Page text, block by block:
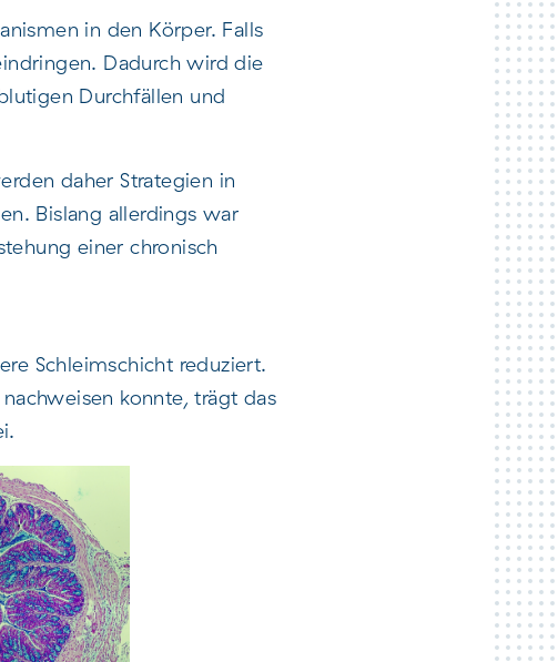
in den Körper. Falls
Dadurch wird die
Durchfällen und
daher Strategien in
Bislang allerdings war
einer chronisch
Schleimschicht reduziert.
konnte, trägt das